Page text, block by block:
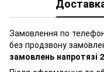
Замовлення по
без продзвону
замовлень напротязі